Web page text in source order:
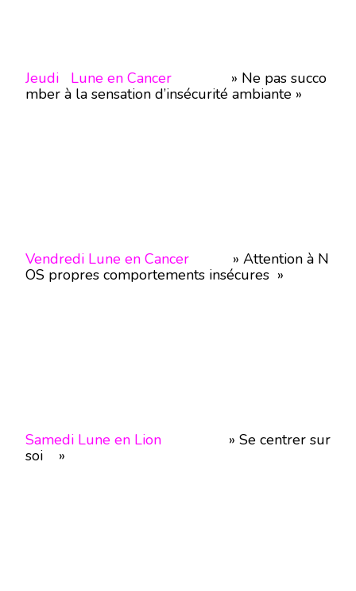
Jeudi Lune en Cancer » Ne pas succo
mber à la sensation d’insécurité ambiante »
Vendredi Lune en Cancer » Attention à N
OS propres comportements insécures »
Samedi Lune en Lion » Se centrer sur
soi »